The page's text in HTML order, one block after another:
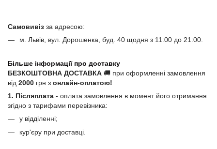
Самовивіз за адресою:
м. Львів, вул. Дорошенка, буд. 40 щодня з 11:00 до 21:00.
Більше інформації про доставку
БЕЗКОШТОВНА ДОСТАВКА 🚚 при оформленні замовлення
від 2000 грн з онлайн-оплатою!
1. Післяплата - оплата замовлення в момент його отримання
згідно з тарифами перевізника:
у відділенні;
кур'єру при доставці.